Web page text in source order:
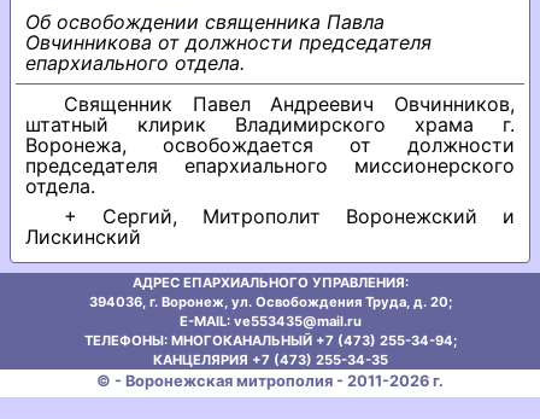
Об освобождении священника Павла
Овчинникова от должности председателя
епархиального отдела.
Священник Павел Андреевич Овчинников,
штатный клирик Владимирского храма г.
Воронежа, освобождается от должности
председателя епархиального миссионерского
отдела.
+ Сергий, Митрополит Воронежский и
Лискинский
АДРЕС ЕПАРХИАЛЬНОГО УПРАВЛЕНИЯ:
394036, г. Воронеж, ул. Освобождения Труда, д. 20;
E-MAIL: ve553435@mаil.ru
ТЕЛЕФОНЫ: МНОГОКАНАЛЬНЫЙ +7 (473) 255-34-94;
КАНЦЕЛЯРИЯ +7 (473) 255-34-35
© - Воронежская митрополия - 2011-2026 г.